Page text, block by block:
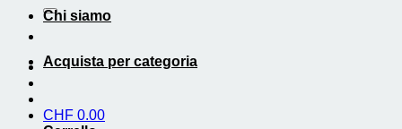
CHF 0.00
Chi siamo
Acquista per categoria